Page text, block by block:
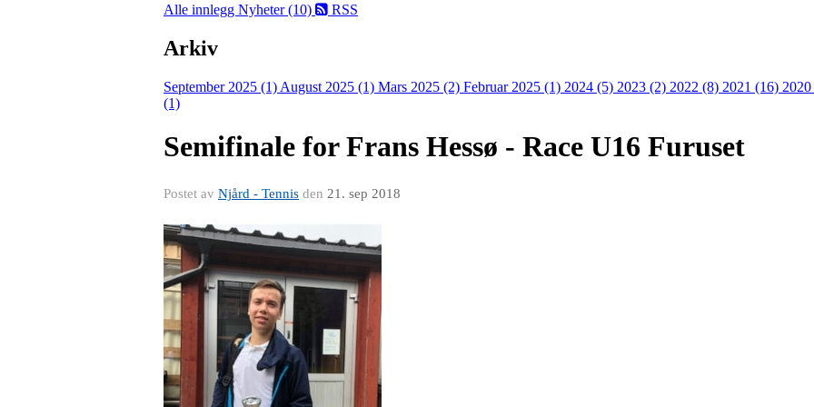
Alle innlegg Nyheter (10) RSS
Arkiv
September 2025 (1) August 2025 (1) Mars 2025 (2) Februar 2025 (1) 2024 (5) 2023 (2) 2022 (8) 2021 (16)
(1)
Semifinale for Frans Hessø - Race U16 Furuset
Postet av Njård - Tennis den 21. sep 2018